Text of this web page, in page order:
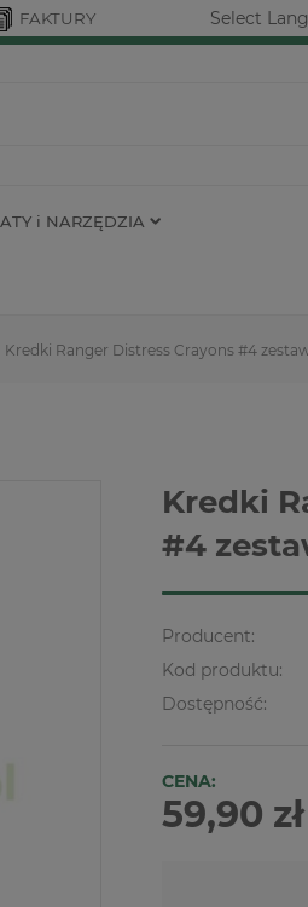
FAKTURY Select
i NARZĘDZIA
Kredki Ranger Distress Crayons #4
Kredki
#4
Producent:
Kod produktu:
Dostępność:
CENA:
59,90 zł